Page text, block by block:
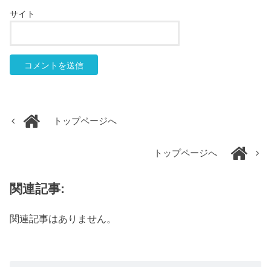
サイト
トップページへ
トップページへ
関連記事:
関連記事はありません。